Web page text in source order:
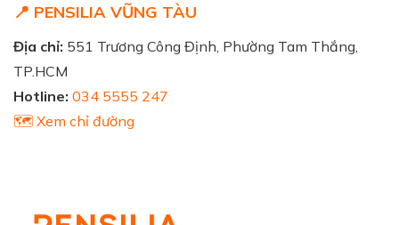
📍 PENSILIA VŨNG TÀU
Địa chỉ: 551 Trương Công Định, Phường Tam Thắng,
TP.HCM
Hotline: 034 5555 247
🗺️ Xem chỉ đường